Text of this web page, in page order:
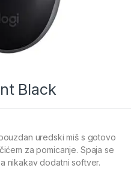
Black
uredski miš s gotovo
za pomicanje. Spaja se
nikakav dodatni softver.